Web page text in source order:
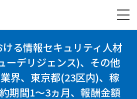
る情報セキュリティ人材
ーデリジェンス)、その他
界、東京都(23区内)、稼
期間1～3ヵ月、報酬金額